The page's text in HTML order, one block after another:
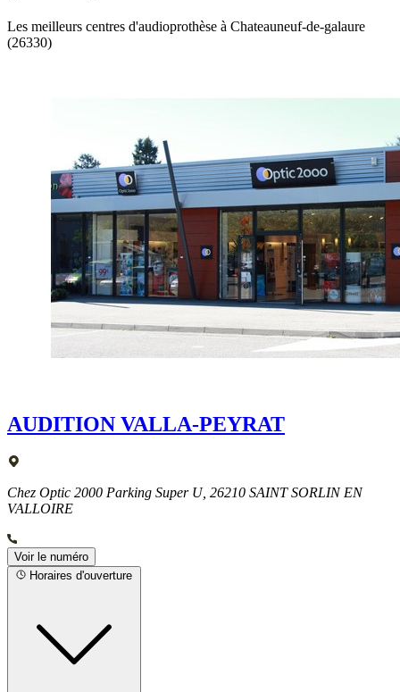
Les meilleurs centres d'audioprothèse à Chateauneuf-de-galaure
(26330)
AUDITION VALLA-PEYRAT
Chez Optic 2000 Parking Super U, 26210 SAINT SORLIN EN
VALLOIRE
Voir le numéro
Horaires d'ouverture